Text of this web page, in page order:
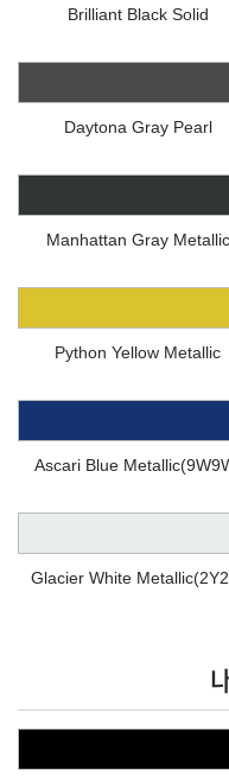
Brilliant Black Solid
Daytona Gray Pearl
Manhattan Gray Metallic
Python Yellow Metallic
Ascari Blue
Glacier White